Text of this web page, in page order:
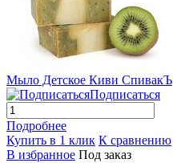
Мыло Детское Киви СпивакЪ
Подписаться
Подробнее
Купить в 1 клик К сравнению
В избранное Под заказ